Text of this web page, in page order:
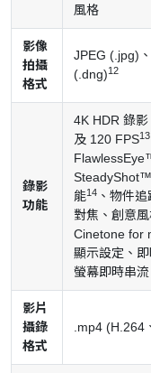
風格
影像
拍攝
格式
JPEG (.jpg)
(.dng)12
錄影
功能
4K HDR 錄
及 120 FPS13
能14 、物件
對焦、創意
Cinetone for
顯示設定、
螢幕即時串流
影片
攝錄
格式
.mp4 (H.264